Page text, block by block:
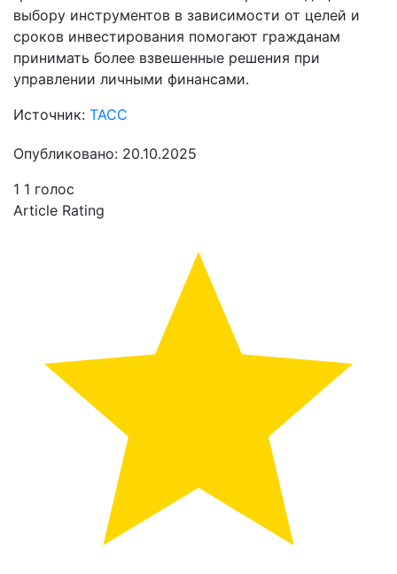
выбору инструментов в зависимости от целей и
сроков инвестирования помогают гражданам
принимать более взвешенные решения при
управлении личными финансами.
Источник: ТАСС
Опубликовано: 20.10.2025
1 1 голос
Article Rating